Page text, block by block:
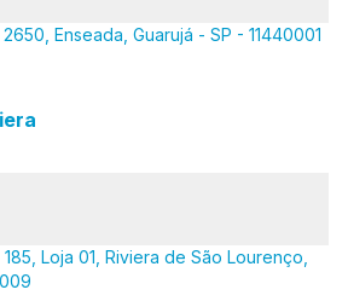
Enseada, Guarujá - SP - 11440001
Loja 01, Riviera de São Lourenço,